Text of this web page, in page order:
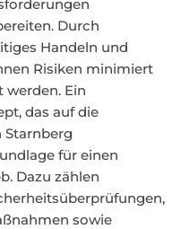
Durch
Handeln und
Risiken minimiert
werden. Ein
das auf die
Starnberg
für einen
Dazu zählen
sowie